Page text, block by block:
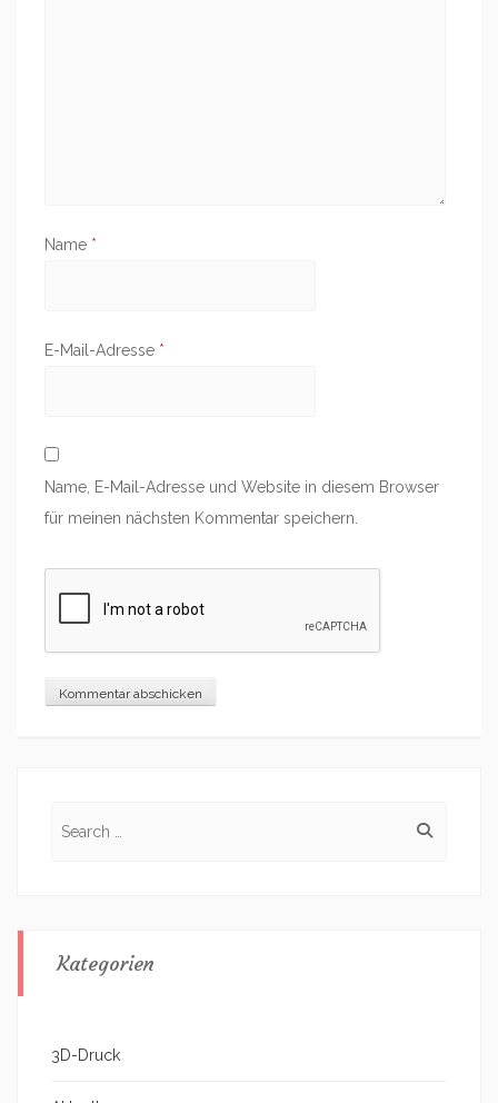
Name *
E-Mail-Adresse *
Name, E-Mail-Adresse und Website in diesem Browser
für meinen nächsten Kommentar speichern.
Kategorien
3D-Druck